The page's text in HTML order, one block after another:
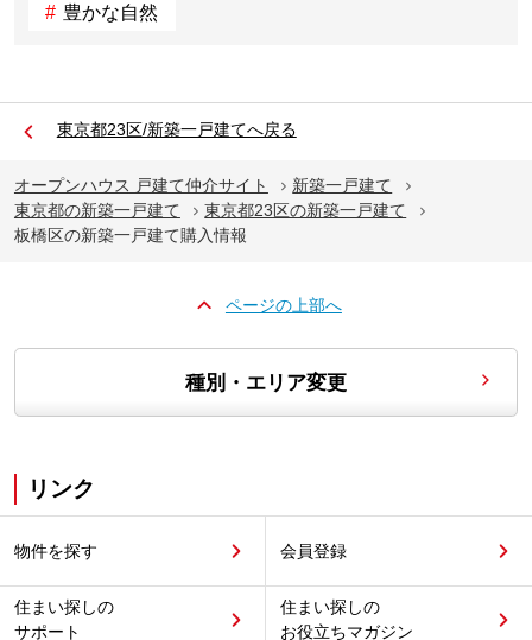
豊かな自然
東京都23区/新築一戸建てへ戻る
オープンハウス 戸建て仲介サイト
新築一戸建て
東京都の新築一戸建て
東京都23区の新築一戸建て
板橋区の新築一戸建て購入情報
ページの上部へ
種別・エリア変更
リンク
物件を探す 会員登録
住まい探しの
サポート
住まい探しの
お役立ちマガジン